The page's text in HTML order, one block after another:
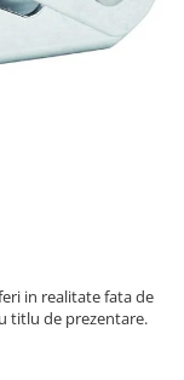
in realitate fata de
titlu de prezentare.